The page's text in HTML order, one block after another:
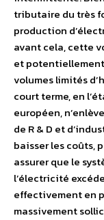
tributaire du très
production
avant cela, cette
et potentiellement
volumes limités
court terme, en
européen,
de R & D et
baisser les coûts,
assurer que le
l’électricité
effectivement en
massivement